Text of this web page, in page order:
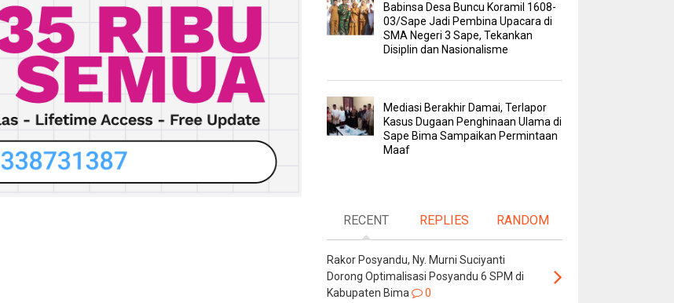
Babinsa Desa Buncu Koramil 1608-
03/Sape Jadi Pembina Upacara di
SMA Negeri 3 Sape, Tekankan
Disiplin dan Nasionalisme
Mediasi Berakhir Damai, Terlapor
Kasus Dugaan Penghinaan Ulama di
Sape Bima Sampaikan Permintaan
Maaf
RECENT REPLIES RANDOM
Rakor Posyandu, Ny. Murni Suciyanti
Dorong Optimalisasi Posyandu 6 SPM di
Kabupaten Bima
0